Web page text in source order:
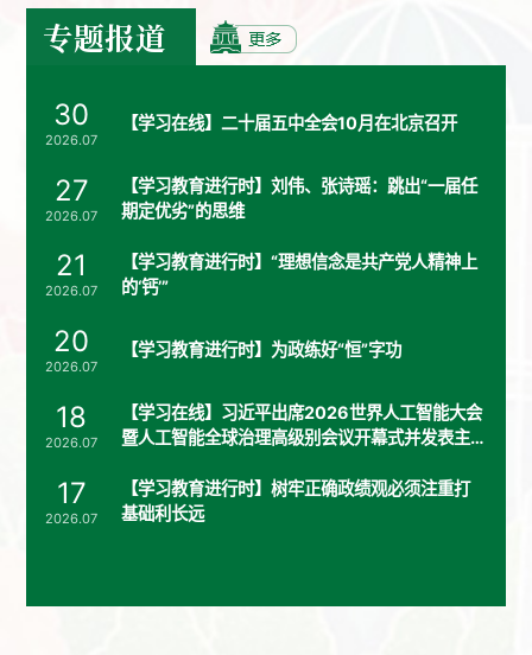
专题报道
30
2026.07
【学习在线】二十届五中全会10月在北京召开
27
2026.07
【学习教育进行时】刘伟、张诗瑶：跳出“一届任
期定优劣”的思维
21
2026.07
【学习教育进行时】“理想信念是共产党人精神上
的‘钙’”
20
2026.07
【学习教育进行时】为政练好“恒”字功
18
2026.07
【学习在线】习近平出席2026世界人工智能大会
暨人工智能全球治理高级别会议开幕式并发表主
17
2026.07
【学习教育进行时】树牢正确政绩观必须注重打
基础利长远